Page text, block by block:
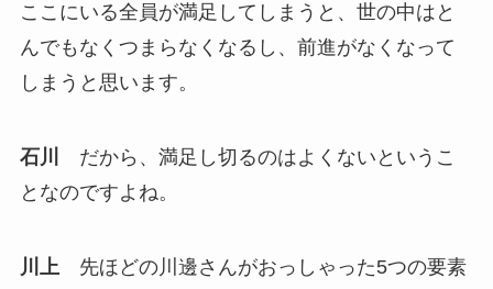
ここにいる全員が満足してしまうと、世の中はと
んでもなくつまらなくなるし、前進がなくなって
しまうと思います。
石川
だから、満足し切るのはよくないというこ
となのですよね。
川上 先ほどの川邊さんがおっしゃった5つの要素